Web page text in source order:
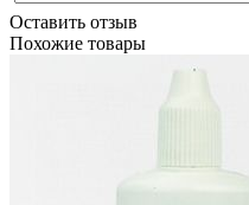
Оставить отзыв
Похожие товары